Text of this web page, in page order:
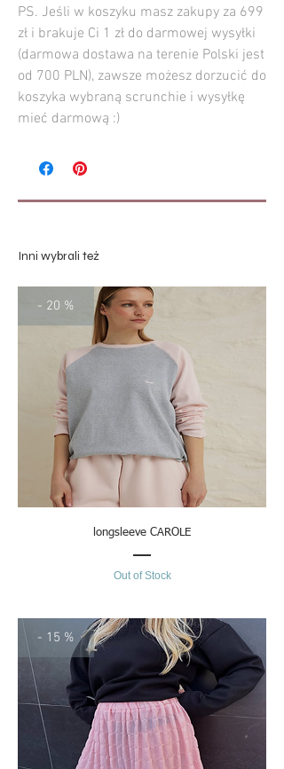
PS. Jeśli w koszyku masz zakupy za 699
zł i brakuje Ci 1 zł do darmowej wysyłki
(darmowa dostawa na terenie Polski jest
od 700 PLN), zawsze możesz dorzucić do
koszyka wybraną scrunchie i wysyłkę
mieć darmową :)
Inni wybrali też
- 20 %
longsleeve CAROLE
Out of Stock
- 15 %